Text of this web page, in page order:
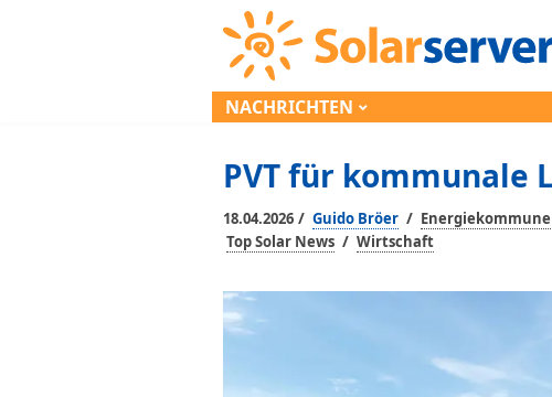
NACHRICHTEN
PVT für kommunale
18.04.2026 / Guido Bröer / Energiekommune
Top Solar News / Wirtschaft